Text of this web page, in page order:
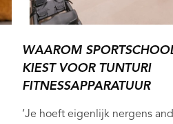
WAAROM
KIEST VOOR TUNTURI
FITNESSAPPARATUUR
‘Je hoeft eigenlijk nergens